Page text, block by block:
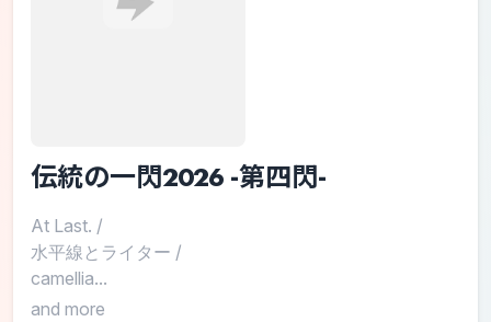
伝統の一閃2026 -第四閃-
At Last. /
水平線とライター /
camellia...
and more